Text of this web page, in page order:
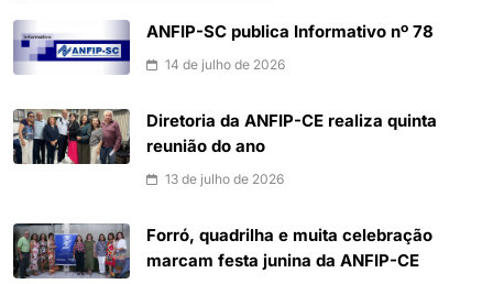
ANFIP-SC publica Informativo nº 78
14 de julho de 2026
Diretoria da ANFIP-CE realiza quinta
reunião do ano
13 de julho de 2026
Forró, quadrilha e muita celebração
marcam festa junina da ANFIP-CE